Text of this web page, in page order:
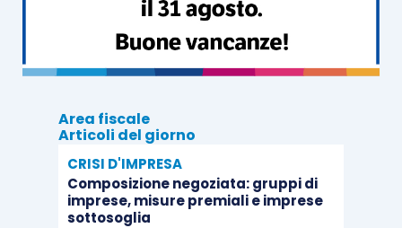
Area fiscale
Articoli del giorno
CRISI D'IMPRESA
Composizione negoziata: gruppi di
imprese, misure premiali e imprese
sottosoglia